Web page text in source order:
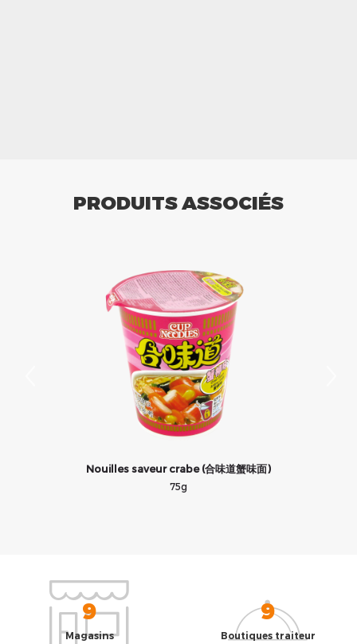
PRODUITS ASSOCIÉS
Nouilles saveur crabe (合味道蟹味面)
75g
9
Magasins
9
Boutiques traiteur